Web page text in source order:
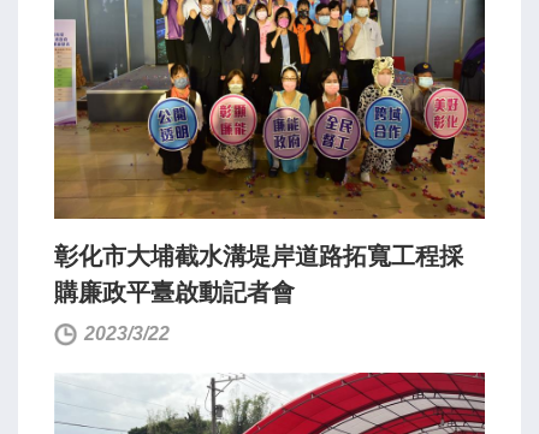
彰化市大埔截水溝堤岸道路拓寬工程採
購廉政平臺啟動記者會
2023/3/22